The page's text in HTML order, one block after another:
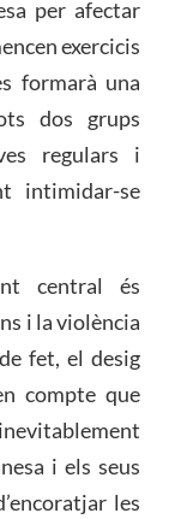
per afectar
exercicis
formarà una
dos grups
regulars i
intimidar-se
central és
i la violència
fet, el desig
compte que
i els seus
les